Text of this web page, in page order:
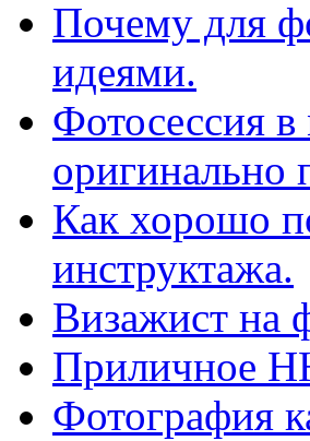
Почему для
идеями.
Фотосессия
оригинально
Как хорошо
инструктажа.
Визажист на
Приличное
Фотография